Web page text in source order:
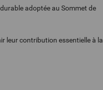
adoptée au Sommet de
leur contribution essentielle à la